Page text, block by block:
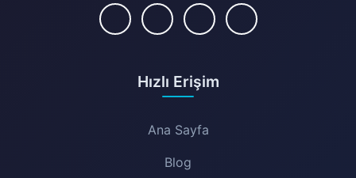
Hızlı Erişim
Ana Sayfa
Blog